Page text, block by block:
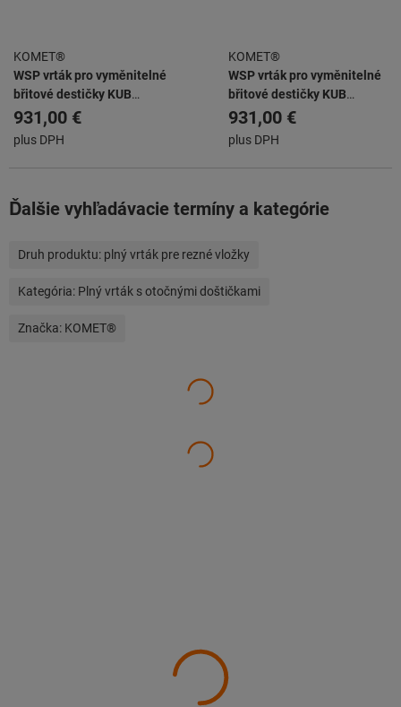
KOMET®
WSP vrták pro vyměnitelné
břitové destičky KUB
ABS63/W2942/45/90/R
931,00 €
plus DPH
KOMET®
WSP vrták pro vyměnitelné
břitové destičky KUB
ABS63/W2942/48/96/R
931,00 €
plus DPH
Ďalšie vyhľadávacie termíny a kategórie
Druh produktu: plný vrták pre rezné vložky
Kategória: Plný vrták s otočnými doštičkami
Značka: KOMET®